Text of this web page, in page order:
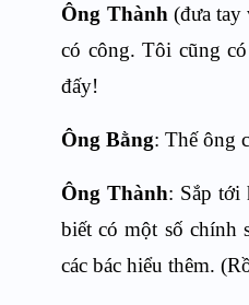
Ông Thành (đưa
có công. Tôi cũng
đấy!
Ông Bằng: Thế ông
Ông Thành: Sắp tới
biết có một số chính
các bác hiểu thêm.